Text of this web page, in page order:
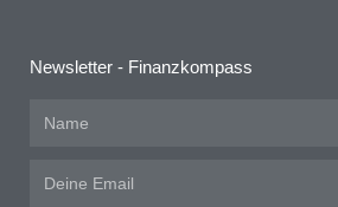
Newsletter - Finanzkompass